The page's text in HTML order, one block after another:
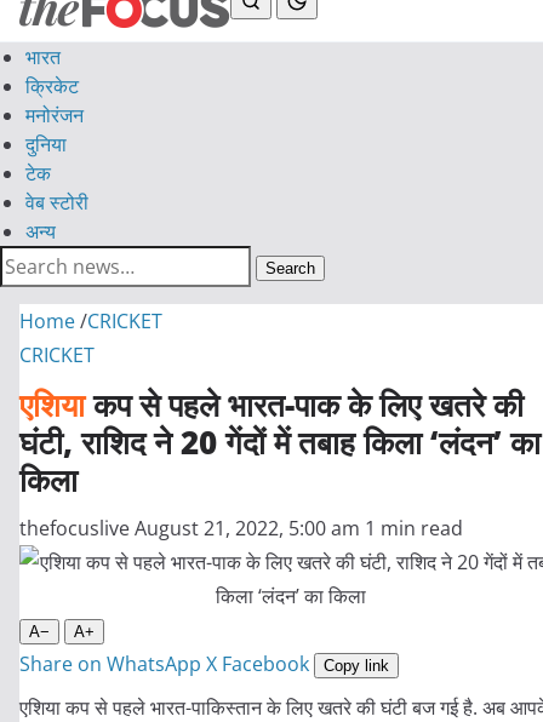
भारत
क्रिकेट
मनोरंजन
दुनिया
टेक
वेब स्टोरी
अन्य
Search
Home/CRICKET
CRICKET
एशियाकप से पहले भारत-पाक के लिए खतरे की
घंटी, राशिद ने 20 गेंदों में तबाह किला ‘लंदन’ का
किला
thefocusliveAugust 21, 2022, 5:00 am 1 min read
A− A+
Share on WhatsApp X Facebook Copy link
एशिया कप से पहले भारत-पाकिस्तान के लिए खतरे की घंटी बज गई है. अब